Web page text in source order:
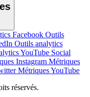
Facebook Outils
Outils analytics
YouTube Social
Instagram Métriques
Métriques YouTube
réservés.